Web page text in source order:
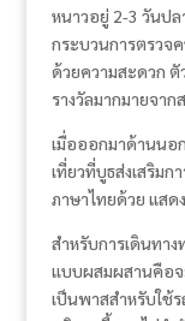
หนาวอยู่ 2-3 วันป
กระบวนการตรวจ
ด้วยความสะดวก ตั
รางวัลมากมายจา
เมื่อออกมาด้านนอ
เที่ยวที่บูธส่งเสริมก
ภาษาไทยด้วย แสด
สำหรับการเดินทาง
แบบผสมผสานคือ
เป็นพาสสำหรับใช้ร